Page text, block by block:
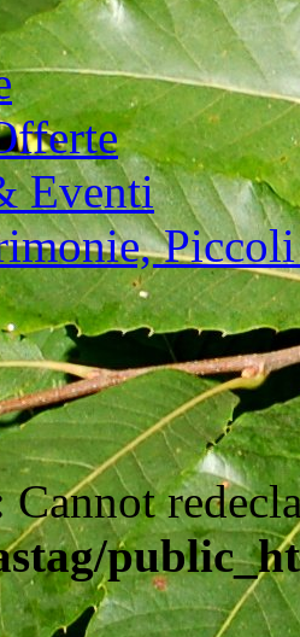
Eventi
Cannot